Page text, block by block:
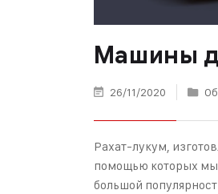
Машины
26/11/2020
Рахат-лукум,
помощью которых мы
большой